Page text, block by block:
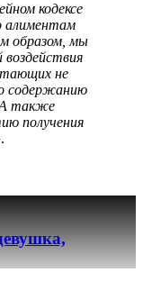
кодексе
алиментам
образом, мы
воздействия
не
содержанию
А также
получения